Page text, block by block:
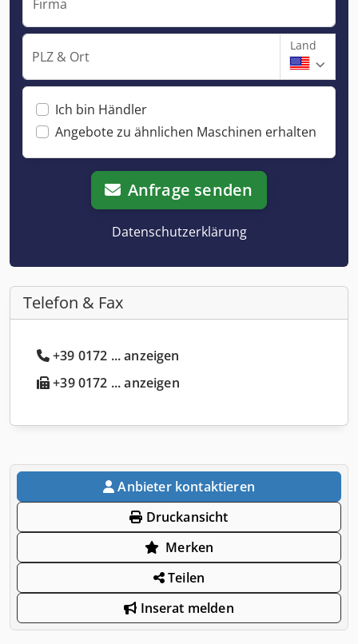
Firma
PLZ & Ort
Land
Ich bin Händler
Angebote zu ähnlichen Maschinen erhalten
Anfrage senden
Datenschutzerklärung
Telefon & Fax
+39 0172 ... anzeigen
+39 0172 ... anzeigen
Anbieter kontaktieren
Druckansicht
Merken
Teilen
Inserat melden